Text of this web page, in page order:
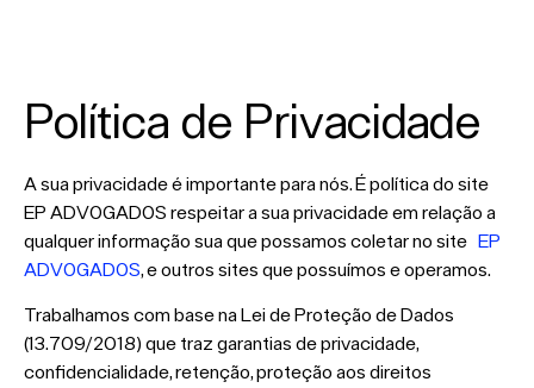
Política de Privacidade
A sua privacidade é importante para nós. É política do site
EP ADVOGADOS respeitar a sua privacidade em relação a
qualquer informação sua que possamos coletar no site EP
ADVOGADOS, e outros sites que possuímos e operamos.
Trabalhamos com base na Lei de Proteção de Dados
(13.709/2018) que traz garantias de privacidade,
confidencialidade, retenção, proteção aos direitos